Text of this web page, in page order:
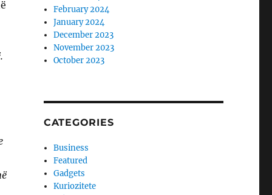
February 2024
January 2024
December 2023
November 2023
October 2023
CATEGORIES
Business
Featured
Gadgets
Kuriozitete